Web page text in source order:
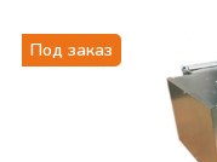
Под заказ